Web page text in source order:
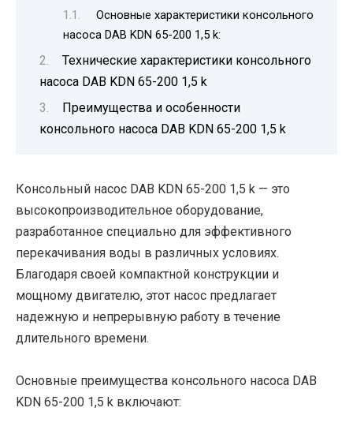
Основные характеристики консольного
насоса DAB KDN 65-200 1,5 k:
Технические характеристики консольного
насоса DAB KDN 65-200 1,5 k
Преимущества и особенности
консольного насоса DAB KDN 65-200 1,5 k
Консольный насос DAB KDN 65-200 1,5 k — это
высокопроизводительное оборудование,
разработанное специально для эффективного
перекачивания воды в различных условиях.
Благодаря своей компактной конструкции и
мощному двигателю, этот насос предлагает
надежную и непрерывную работу в течение
длительного времени.
Основные преимущества консольного насоса DAB
KDN 65-200 1,5 k включают: